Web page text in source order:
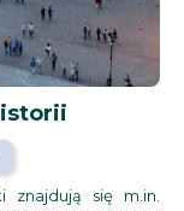
się m.in.